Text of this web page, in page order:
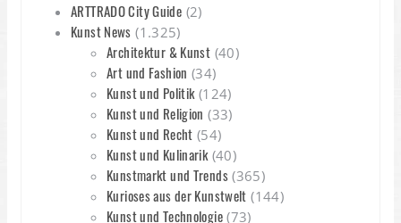
ARTTRADO City Guide (2)
Kunst News (1.325)
Architektur & Kunst (40)
Art und Fashion (34)
Kunst und Politik(124)
Kunst und Religion (33)
Kunst und Recht (54)
Kunst und Kulinarik(40)
Kunstmarkt und Trends(365)
Kurioses aus der Kunstwelt (144)
Kunst und Technologie(73)